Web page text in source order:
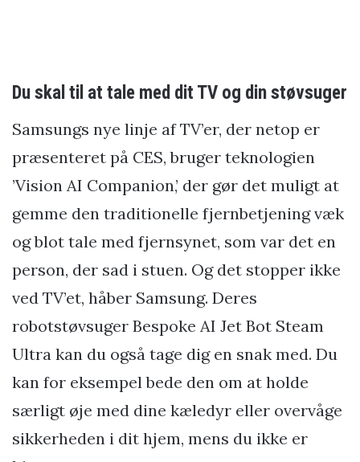
Du skal til at tale med dit TV og din støvsuger
Samsungs nye linje af TV’er, der netop er
præsenteret på CES, bruger teknologien
’Vision AI Companion,’ der gør det muligt at
gemme den traditionelle fjernbetjening væk
og blot tale med fjernsynet, som var det en
person, der sad i stuen. Og det stopper ikke
ved TV’et, håber Samsung. Deres
robotstøvsuger Bespoke AI Jet Bot Steam
Ultra kan du også tage dig en snak med. Du
kan for eksempel bede den om at holde
særligt øje med dine kæledyr eller overvåge
sikkerheden i dit hjem, mens du ikke er